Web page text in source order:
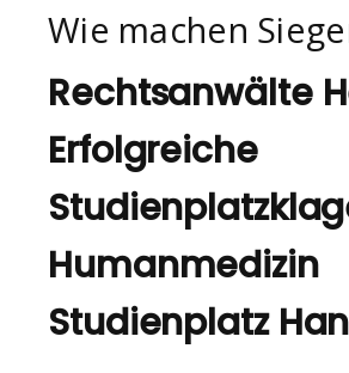
Wie machen
Rechtsanwälte
Erfolgreiche
Humanmedizin
Studienplatz